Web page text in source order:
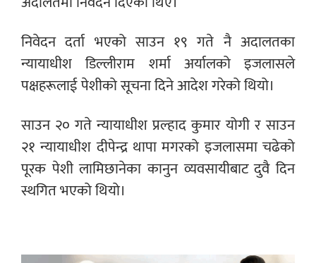
निवेदन दर्ता भएको साउन १९ गते नै अदालतका
न्यायाधीश डिल्लीराम शर्मा अर्यालको इजलासले
पक्षहरूलाई पेशीको सूचना दिने आदेश गरेको थियो।
साउन २० गते न्यायाधीश प्रल्हाद कुमार योगी र साउन
२१ न्यायाधीश दीपेन्द्र थापा मगरको इजलासमा चढेको
पूरक पेशी लामिछानेका कानुन व्यवसायीबाट दुवै दिन
स्थगित भएको थियो।